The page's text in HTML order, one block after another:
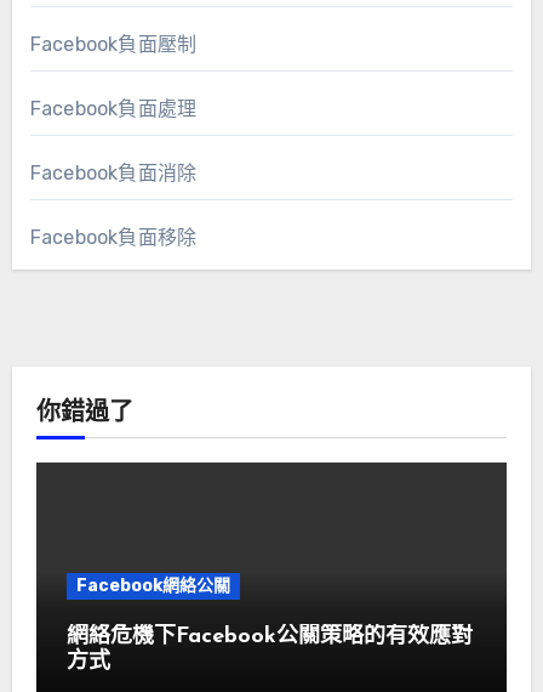
Facebook負面壓制
Facebook負面處理
Facebook負面消除
Facebook負面移除
你錯過了
Facebook網絡公關
網絡危機下Facebook公關策略的有效應對
方式